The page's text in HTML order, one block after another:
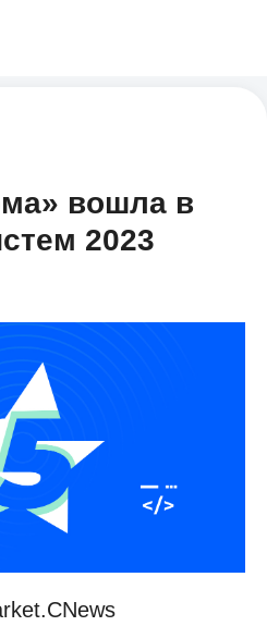
вошла в
2023